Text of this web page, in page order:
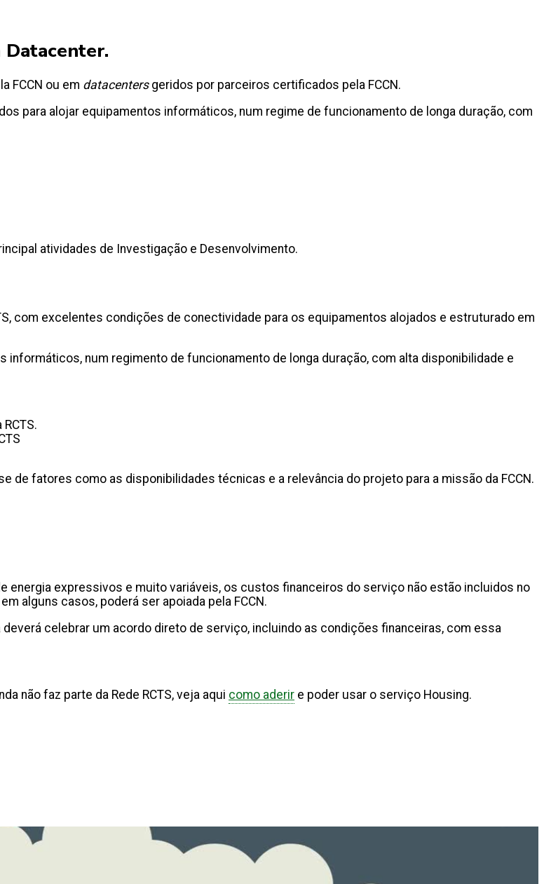
FCCN ou em datacenters geridos por parceiros certificados pela FCCN.
para alojar equipamentos informáticos, num regime de funcionamento de longa duração, com
atividades de Investigação e Desenvolvimento.
com excelentes condições de conectividade para os equipamentos alojados e estruturado em
num regimento de funcionamento de longa duração, com alta disponibilidade e
RCTS.
de fatores como as disponibilidades técnicas e a relevância do projeto para a missão da FCCN.
energia expressivos e muito variáveis, os custos financeiros do serviço não estão incluidos no
alguns casos, poderá ser apoiada pela FCCN.
celebrar um acordo direto de serviço, incluindo as condições financeiras, com essa
não faz parte da Rede RCTS, veja aqui como aderir e poder usar o serviço Housing.